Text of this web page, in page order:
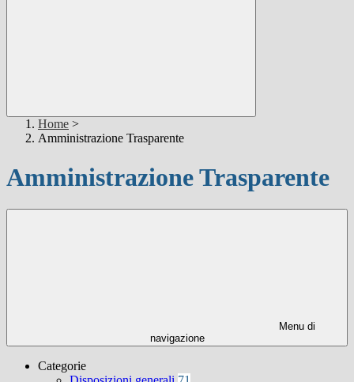
Home >
Amministrazione Trasparente
Amministrazione Trasparente
Menu di
navigazione
Categorie